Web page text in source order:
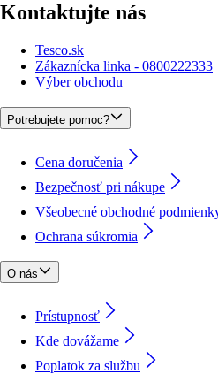
Kontaktujte nás
Tesco.sk
Zákaznícka linka - 0800222333
Výber obchodu
Potrebujete pomoc?
Cena doručenia
Bezpečnosť pri nákupe
Všeobecné obchodné
Ochrana súkromia
O nás
Prístupnosť
Kde dovážame
Poplatok za službu